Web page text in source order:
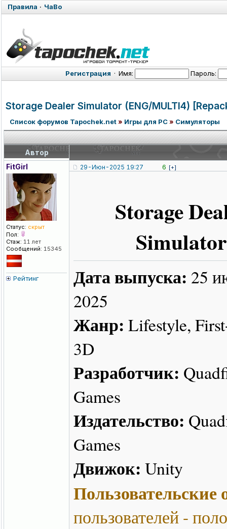
Правила · ЧаВо
Регистрация · Имя: Пароль:
Storage Dealer Simulator (ENG/MULTI4)
Список форумов Tapochek.net» Игры для PC» Симуляторы
Автор
FitGirl
Статус: скрыт
Пол:
Стаж: 11 лет
Сообщений: 15345
Рейтинг
29-Июн-2025 19:27 6 [+]
Storage
Simulator
Дата выпуска: 25
2025
Жанр: Lifestyle,
3D
Разработчик:
Games
Издательство:
Games
Движок: Unity
Пользовательские
пользователей -